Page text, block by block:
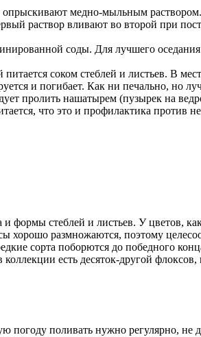
медно-мыльным
раствор вливают во второй при
соды. Для лучшего
соком стеблей и листьев. В
и погибает. Как ни печально, но
пролить нашатырем (пузырек на
что это и профилактика
формы стеблей и листьев. У цветов,
размножаются, поэтому
сорта поборются до победного
есть десяток-другой
поливать нужно регулярно, не